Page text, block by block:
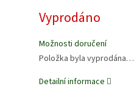
cena:
Vyprodáno
Možnosti doručení
Položka byla vyprodána…
Detailní informace